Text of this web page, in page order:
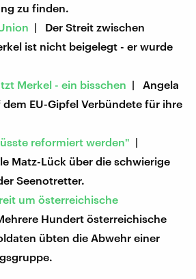
zu finden.
| Der Streit zwischen
ist nicht beigelegt - er wurde
Merkel - ein bisschen | Angela
EU-Gipfel Verbündete für ihre
reformiert werden" |
Matz-Lück über die schwierige
Seenotretter.
um österreichische
Hundert österreichische
übten die Abwehr einer